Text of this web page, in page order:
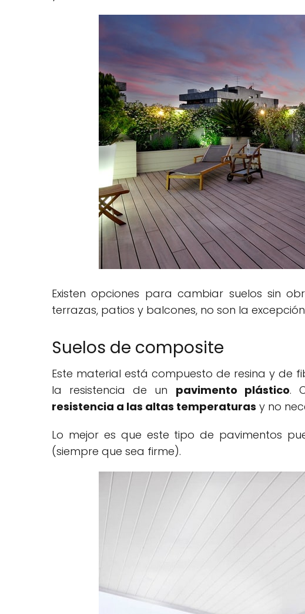
Existen opciones para cambiar suelos sin
terrazas, patios y balcones, no son la
Suelos de composite
Este material está compuesto de resina y de
la resistencia de un pavimento plástico.
resistencia a las altas temperaturas y no
Lo mejor es que este tipo de pavimentos
(siempre que sea firme).